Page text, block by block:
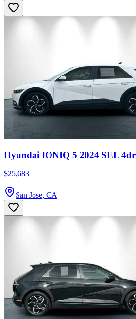
Hyundai IONIQ 5 2024 SEL 4dr
$25,683
San Jose, CA